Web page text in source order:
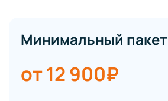
Минимальный пакет
от 12 900₽